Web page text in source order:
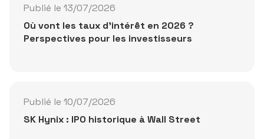
Publié le 13/07/2026
Où vont les taux d'intérêt en 2026 ?
Perspectives pour les investisseurs
Publié le 10/07/2026
SK Hynix : IPO historique à Wall Street